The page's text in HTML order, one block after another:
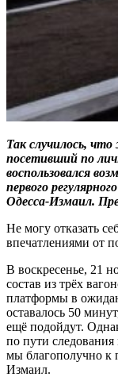
Так случилось,
посетивший по
воспользовался
первого
Одесса-Измаил.
Не могу отказать
впечатлениями от
В воскресенье, 21
состав из трёх
платформы в
оставалось 50
ещё подойдут.
по пути
мы благополучно к
Измаил.